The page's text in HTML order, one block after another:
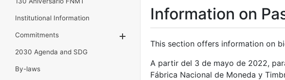
Institutional Information
Commitments
2030 Agenda and SDG
By-laws
Information on
This section offers information on
A partir del 3 de mayo de 2022,
Fábrica Nacional de Moneda y